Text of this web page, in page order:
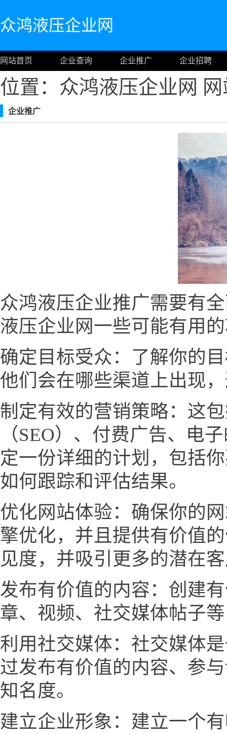
众鸿液压企业网
网站首页 企业查询 企业推广 企业招聘
位置：众鸿液压企业网
企业推广
众鸿液压企业推广需要有
液压企业网一些可能有用
确定目标受众：了解你的
他们会在哪些渠道上出现
制定有效的营销策略：这
（SEO）、付费广告、电
定一份详细的计划，包括
如何跟踪和评估结果。
优化网站体验：确保你的
擎优化，并且提供有价值
见度，并吸引更多的潜在
发布有价值的内容：创建
章、视频、社交媒体帖子
利用社交媒体：社交媒体
过发布有价值的内容、参
知名度。
建立企业形象：建立一个